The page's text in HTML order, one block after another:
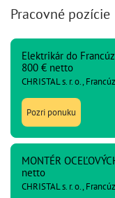
Pracovné pozície
Elektrikár do
800 € netto
CHRISTAL s. r. o.,
Pozri ponuku
MONTÉR
netto
CHRISTAL s. r. o.,